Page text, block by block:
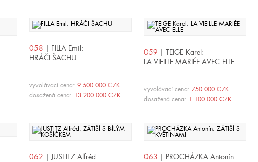
058 | FILLA Emil:
HRÁČI ŠACHU
vyvolávací cena: 9 500 000 CZK
dosažená cena: 13 200 000 CZK
059 | TEIGE Karel:
LA VIEILLE MARIÉE AVEC ELLE
vyvolávací cena: 750 000 CZK
dosažená cena: 1 100 000 CZK
062 | JUSTITZ Alfréd: 063 | PROCHÁZKA Antonín: